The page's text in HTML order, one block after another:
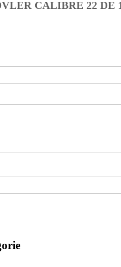
CALIBRE 22 DE